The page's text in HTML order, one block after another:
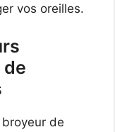
vos oreilles.
de
de